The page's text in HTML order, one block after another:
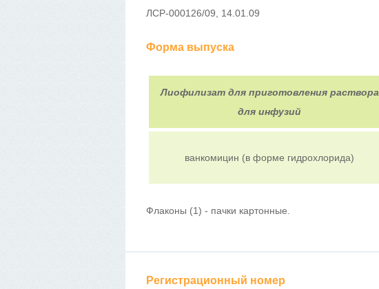
ЛСР-000126/09, 14.01.09
Форма выпуска
Лиофилизат для приготовления раствора
для инфузий
ванкомицин (в форме гидрохлорида)
Флаконы (1) - пачки картонные.
Регистрационный номер